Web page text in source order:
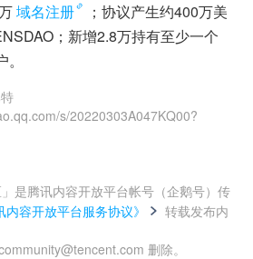
域名注册
；协议产生约400万美
；新增2.8万持有至少一个
s/20220303A047KQ00?
是腾讯内容开放平台帐号（企鹅号）传
内容开放平台服务协议》
转载发布内
删除。